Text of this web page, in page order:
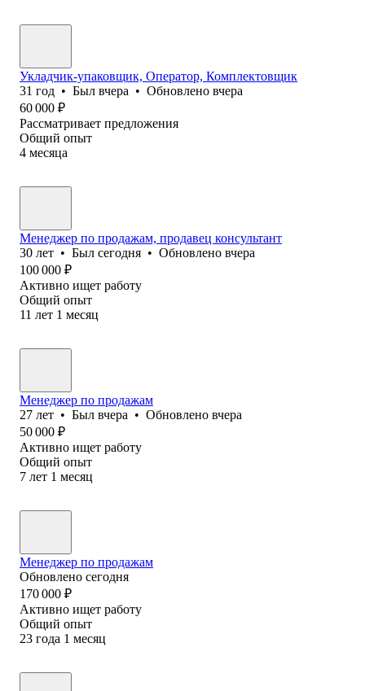
Укладчик-упаковщик, Оператор, Комплектовщик
31 год • Был вчера • Обновлено вчера
60 000 ₽
Рассматривает предложения
Общий опыт
4 месяца
Менеджер по продажам, продавец консультант
30 лет • Был сегодня • Обновлено вчера
100 000 ₽
Активно ищет работу
Общий опыт
11 лет 1 месяц
Менеджер по продажам
27 лет • Был вчера • Обновлено вчера
50 000 ₽
Активно ищет работу
Общий опыт
7 лет 1 месяц
Менеджер по продажам
Обновлено сегодня
170 000 ₽
Активно ищет работу
Общий опыт
23 года 1 месяц